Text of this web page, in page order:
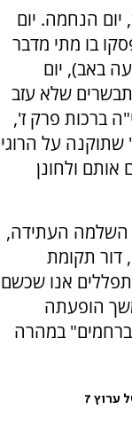
הנחמה. יום
בו מתי מדבר
באב), יום
שלא עזב
ברכות פרק ז',
על הרוגי
אותם ולחונן
השלמה העתידה,
דור תקומת
אנו שכשם
הופעתה
ברחמים" במהרה
7